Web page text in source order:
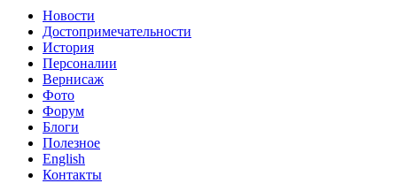
Новости
Достопримечательности
История
Персоналии
Вернисаж
Фото
Форум
Блоги
Полезное
English
Контакты